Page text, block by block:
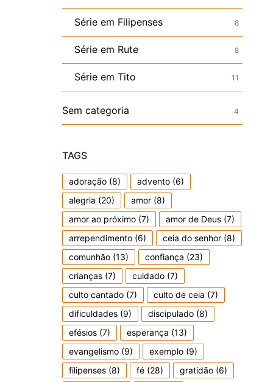
Série em Filipenses 8
Série em Rute 8
Série em Tito 11
Sem categoria 4
TAGS
adoração (8) advento (6)
alegria (20) amor (8)
amor ao próximo (7) amor de Deus (7)
arrependimento (6) ceia do senhor (8)
comunhão (13) confiança (23)
crianças (7) cuidado (7)
culto cantado (7) culto de ceia (7)
dificuldades (9) discipulado (8)
efésios (7) esperança (13)
evangelismo (9) exemplo (9)
filipenses (8) fé (28) gratidão (6)